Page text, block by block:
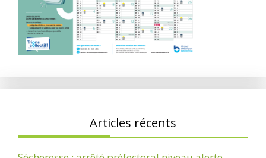
Articles récents